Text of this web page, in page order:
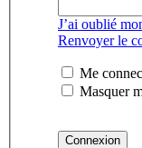
J’ai oublié
Renvoyer le
Me
Masquer